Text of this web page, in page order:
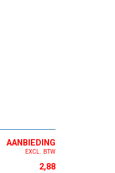
AANBIEDING
EXCL. BTW
2,88